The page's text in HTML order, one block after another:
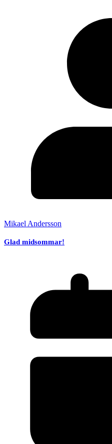
Mikael Andersson
Glad midsommar!